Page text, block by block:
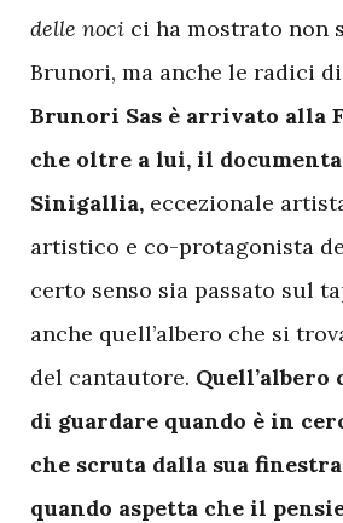
delle noci ci ha mostrato non
Brunori, ma anche le radici
Brunori Sas è arrivato alla
che oltre a lui, il
Sinigallia, eccezionale
artistico e co-protagonista
certo senso sia passato sul
anche quell’albero che si
del cantautore. Quell’albero
di guardare quando è in
che scruta dalla sua finestra
quando aspetta che il